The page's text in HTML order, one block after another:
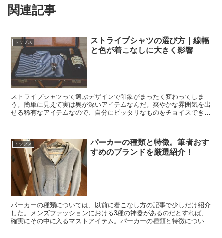
関連記事
トップス
ストライプシャツの選び方｜線幅
と色が着こなしに大きく影響
ストライプシャツって選ぶデザインで印象がまったく変わってしま
う。簡単に見えて実は奥が深いアイテムなんだ。爽やかな雰囲気を出
せる稀有なアイテムなので、自分にピッタリなものをチョイスできる
トップス
パーカーの種類と特徴。筆者おす
すめのブランドを厳選紹介！
パーカーの種類については、以前に着こなし方の記事で少しだけ紹介
した。メンズファッションにおける3種の神器があるのだとすれば、
確実にその中に入るマストアイテム。パーカーの種類と特徴につい